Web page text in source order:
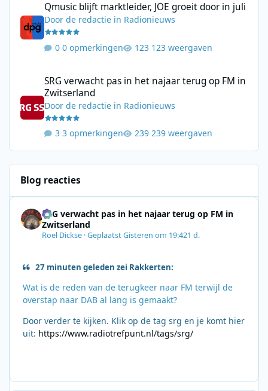
Qmusic blijft marktleider, JOE groeit door in juli
Doorde redactie in Radionieuws
0 opmerkingen 123 weergaven
SRG verwacht pas in het najaar terug op FM in
Zwitserland
Doorde redactie in Radionieuws
3 opmerkingen 239 weergaven
Blog reacties
SRG verwacht pas in het najaar terug op FM in
Zwitserland
Roel Dickse ·GeplaatstGisteren om 19:421 d.
27 minuten geleden zei Rakkerten:
Wat is de reden van de terugkeer naar FM terwijl de
overstap naar DAB al lang is gemaakt?
Door verder te kijken. Klik op de tag srg en je komt hier
uit: https://www.radiotrefpunt.nl/tags/srg/